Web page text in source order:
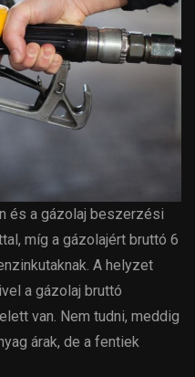
és a gázolaj beszerzési
míg a gázolajért bruttó 6
A helyzet
a gázolaj bruttó
van. Nem tudni, meddig
árak, de a fentiek